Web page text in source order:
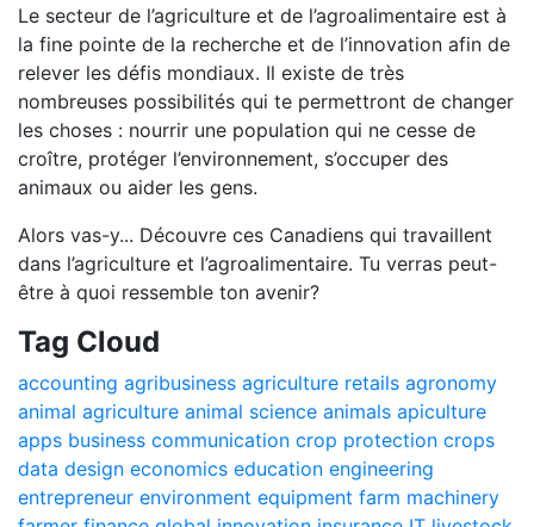
Le secteur de l’agriculture et de l’agroalimentaire est à
la fine pointe de la recherche et de l’innovation afin de
relever les défis mondiaux. Il existe de très
nombreuses possibilités qui te permettront de changer
les choses : nourrir une population qui ne cesse de
croître, protéger l’environnement, s’occuper des
animaux ou aider les gens.
Alors vas-y... Découvre ces Canadiens qui travaillent
dans l’agriculture et l’agroalimentaire. Tu verras peut-
être à quoi ressemble ton avenir?
Tag Cloud
accounting agribusiness agriculture retails agronomy
animal agriculture animal science animals apiculture
apps business communication crop protection crops
data design economics education engineering
entrepreneur environment equipment farm machinery